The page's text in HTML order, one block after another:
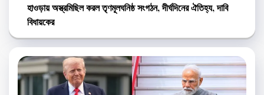
হাওড়ায় অস্ত্রমিছিল করল তৃণমূলঘনিষ্ঠ সংগঠন, দীর্ঘদিনের ঐতিহ্য, দাবি
বিধায়কের